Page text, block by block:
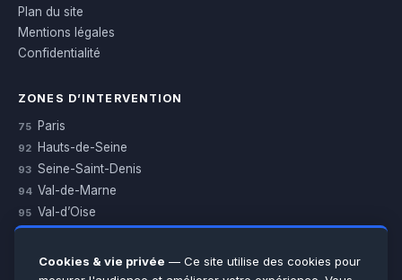
Plan du site
Mentions légales
Confidentialité
ZONES D’INTERVENTION
75 Paris
92 Hauts-de-Seine
93 Seine-Saint-Denis
94 Val-de-Marne
95 Val-d’Oise
Essonne
Seine-et-Marne
Cookies & vie privée — Ce site utilise des cookies pour